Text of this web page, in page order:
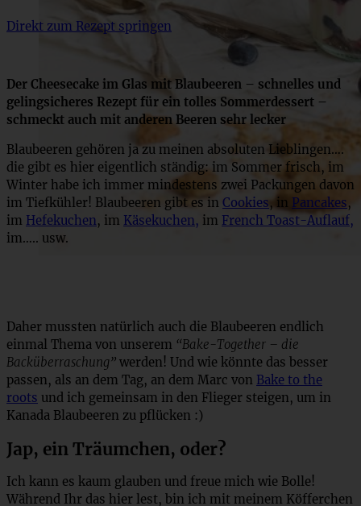
Direkt zum Rezept springen
Der Cheesecake im Glas mit Blaubeeren – schnelles und
gelingsicheres Rezept für ein tolles Sommerdessert –
schmeckt auch mit anderen Beeren sehr lecker
Blaubeeren gehören ja zu meinen absoluten Lieblingen….
die gibt es hier eigentlich ständig: im Sommer frisch, im
Winter habe ich immer mindestens zwei Packungen davon
im Tiefkühler! Blaubeeren gibt es in Cookies, in Pancakes,
im Hefekuchen , im Käsekuchen, im French Toast-Auflauf,
im….. usw.
Daher mussten natürlich auch die Blaubeeren endlich
einmal Thema von unserem “Bake-Together – die
Backüberraschung” werden! Und wie könnte das besser
passen, als an dem Tag, an dem Marc von Bake to the
roots und ich gemeinsam in den Flieger steigen, um in
Kanada Blaubeeren zu pflücken :)
Jap, ein Träumchen, oder?
Ich kann es kaum glauben und freue mich wie Bolle!
Während Ihr das hier lest, bin ich mit meinem Köfferchen